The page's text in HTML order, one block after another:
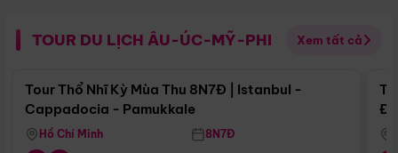
TOUR DU LỊCH ÂU-ÚC-MỸ-PHI Xem tất cả
Điểm nổi bật
Tour Thổ Nhĩ Kỳ Mùa Thu 8N7Đ | Istanbul -
Cappadocia - Pamukkale
Hồ Chí Minh 8N7Đ